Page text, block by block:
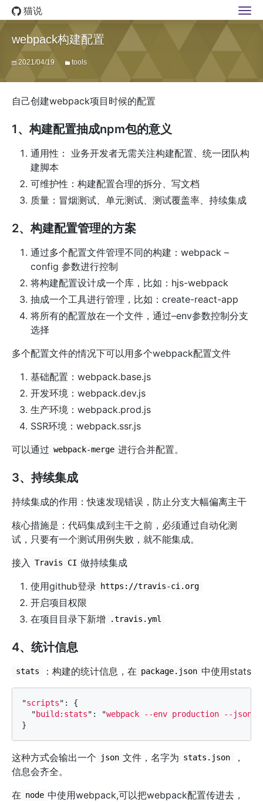
猫说
webpack构建配置
2021/04/19 tools
自己创建webpack项目时候的配置
1、构建配置抽成npm包的意义
通用性： 业务开发者无需关注构建配置、统一团队构
建脚本
可维护性：构建配置合理的拆分、写文档
质量：冒烟测试、单元测试、测试覆盖率、持续集成
2、构建配置管理的方案
通过多个配置文件管理不同的构建：webpack –
config 参数进行控制
将构建配置设计成一个库，比如：hjs-webpack
抽成一个工具进行管理，比如：create-react-app
将所有的配置放在一个文件，通过–env参数控制分支
选择
多个配置文件的情况下可以用多个webpack配置文件
基础配置：webpack.base.js
开发环境：webpack.dev.js
生产环境：webpack.prod.js
SSR环境：webpack.ssr.js
可以通过 webpack-merge 进行合并配置。
3、持续集成
持续集成的作用：快速发现错误，防止分支大幅偏离主干
核心措施是：代码集成到主干之前，必须通过自动化测
试，只要有一个测试用例失败，就不能集成。
接入
Travis CI 做持续集成
使用github登录 https://travis-ci.org
开启项目权限
在项目目录下新增
.travis.yml
4、统计信息
stats ：构建的统计信息，在 package.json 中使用stats
"scripts" :
{
"build:stats" : "webpack --env production --json
}
这种方式会输出一个 json 文件，名字为 stats.json
，
信息会齐全。
在 node 中使用webpack,可以把webpack配置传进去，